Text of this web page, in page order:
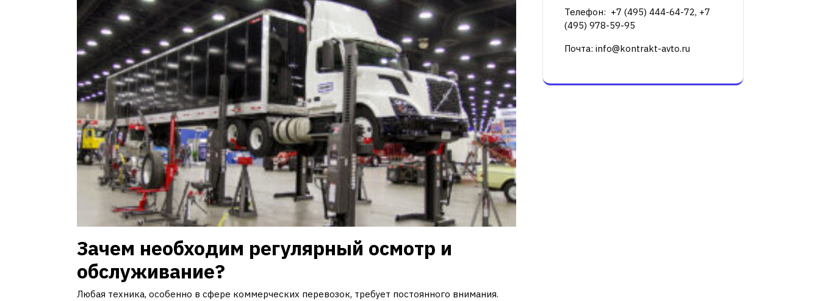
Зачем необходим регулярный осмотр и
обслуживание?
Любая техника, особенно в сфере коммерческих перевозок, требует постоянного внимания.
Телефон: +7 (495) 444-64-72, +7
(495) 978-59-95
Почта: info@kontrakt-avto.ru